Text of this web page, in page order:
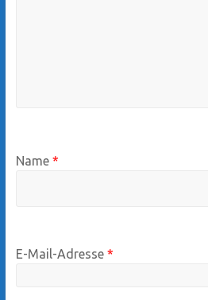
Name *
E-Mail-Adresse *